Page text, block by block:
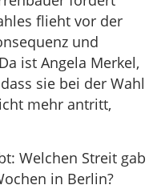
flieht vor der
und
ist Angela Merkel,
sie bei der Wahl
mehr antritt,
Welchen Streit gab
in Berlin?